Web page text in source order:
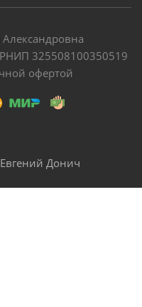
325508100350519
офертой
Евгений Донич